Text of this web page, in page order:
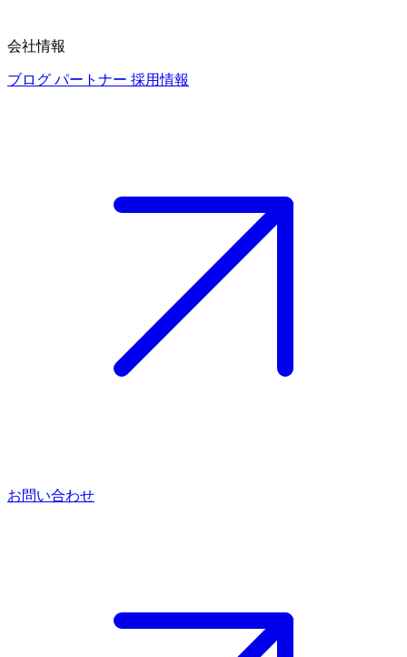
会社情報
ブログ パートナー 採用情報
お問い合わせ